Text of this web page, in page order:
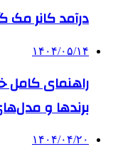
درآمد کانر مک
۱۴۰۴/۰۵/۱۴
راهنمای کامل
برندها و
۱۴۰۴/۰۴/۲۰